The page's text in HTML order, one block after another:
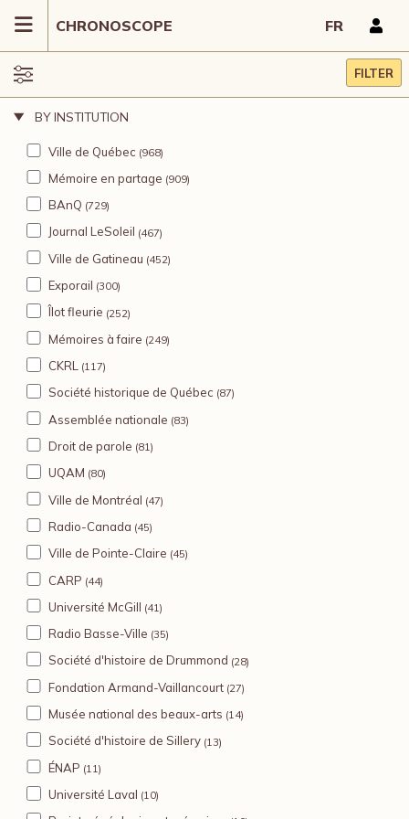
CHRONOSCOPE FR
FILTER
BY INSTITUTION
Ville de Québec (968)
Mémoire en partage (909)
BAnQ (729)
Journal LeSoleil (467)
Ville de Gatineau (452)
Exporail (300)
Îlot fleurie (252)
Mémoires à faire (249)
CKRL (117)
Société historique de Québec (87)
Assemblée nationale (83)
Droit de parole (81)
UQAM (80)
Ville de Montréal (47)
Radio-Canada (45)
Ville de Pointe-Claire (45)
CARP (44)
Université McGill (41)
Radio Basse-Ville (35)
Société d'histoire de Drummond (28)
Fondation Armand-Vaillancourt (27)
Musée national des beaux-arts (14)
Société d'histoire de Sillery (13)
ÉNAP (11)
Université Laval (10)